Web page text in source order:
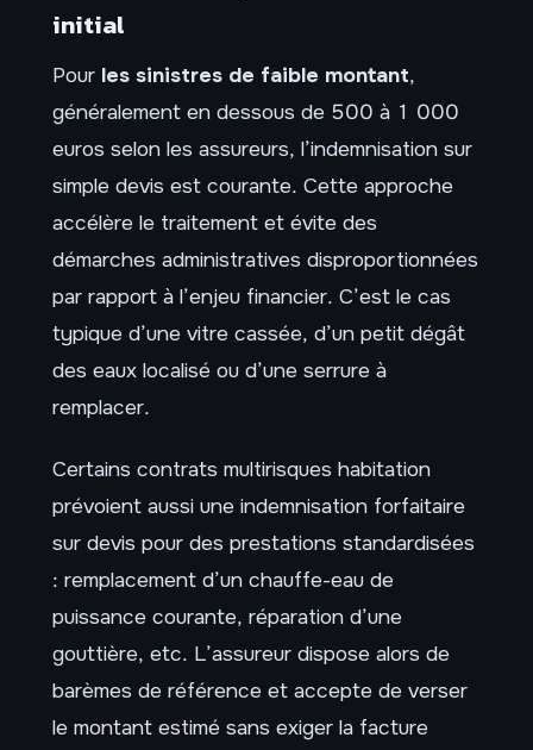
initial
Pour les sinistres de faible montant,
généralement en dessous de 500 à 1 000
euros selon les assureurs, l’indemnisation sur
simple devis est courante. Cette approche
accélère le traitement et évite des
démarches administratives disproportionnées
par rapport à l’enjeu financier. C’est le cas
typique d’une vitre cassée, d’un petit dégât
des eaux localisé ou d’une serrure à
remplacer.
Certains contrats multirisques habitation
prévoient aussi une indemnisation forfaitaire
sur devis pour des prestations standardisées
: remplacement d’un chauffe-eau de
puissance courante, réparation d’une
gouttière, etc. L’assureur dispose alors de
barèmes de référence et accepte de verser
le montant estimé sans exiger la facture